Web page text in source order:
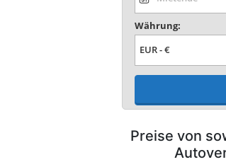
Währung:
Preise von